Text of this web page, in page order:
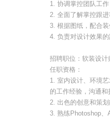
1. 协调掌控团队工
2. 全面了解掌控跟
3. 根据图纸，配合
4. 负责对设计效果
招聘职位：软装设计
任职资格：
1. 室内设计、环境
的工作经验，沟通和
2. 出色的创意和策
3. 熟练Photoshop